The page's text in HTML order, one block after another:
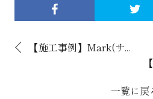
【施工事例】Mark(サ...
一覧に戻